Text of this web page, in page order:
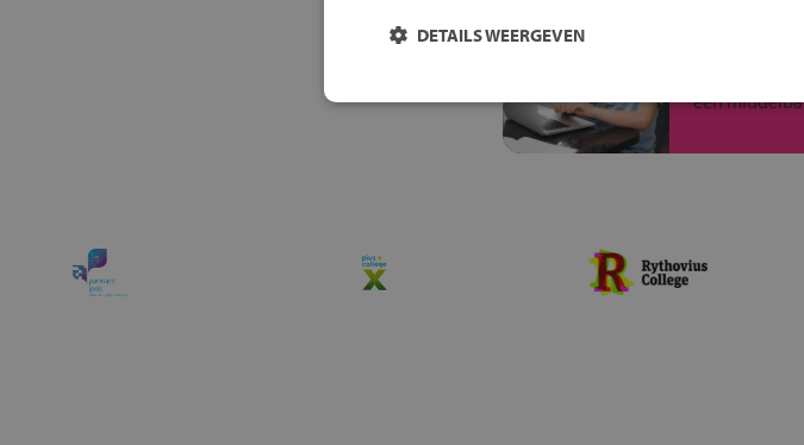
een
DETAILS WEERGEVEN